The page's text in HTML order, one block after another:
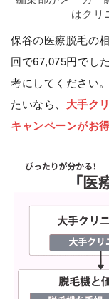
はクリ
保谷の医療脱毛の
回で67,075円でし
考にしてください
たいなら、 大手ク
キャンペーンがお得